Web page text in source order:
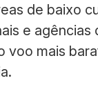
de baixo
e agências
voo mais